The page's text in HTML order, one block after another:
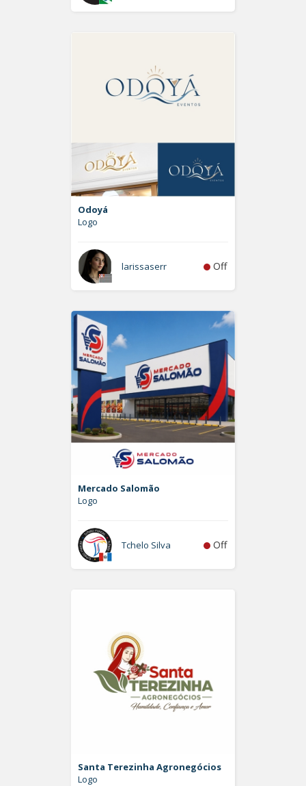
Odoyá
Logo
larissaserr Off
Mercado Salomão
Logo
Tchelo Silva Off
Santa Terezinha Agronegócios
Logo